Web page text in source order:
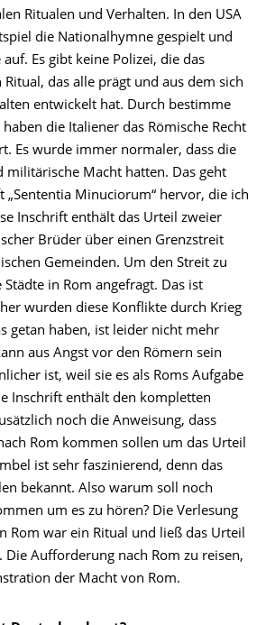
Ritualen und Verhalten. In den USA
die Nationalhymne gespielt und
Es gibt keine Polizei, die das
das alle prägt und aus dem sich
entwickelt hat. Durch bestimme
die Italiener das Römische Recht
Es wurde immer normaler, dass die
militärische Macht hatten. Das geht
„Sententia Minuciorum“ hervor, die ich
Inschrift enthält das Urteil zweier
Brüder über einen Grenzstreit
Gemeinden. Um den Streit zu
in Rom angefragt. Das ist
wurden diese Konflikte durch Krieg
getan haben, ist leider nicht mehr
aus Angst vor den Römern sein
ist, weil sie es als Roms Aufgabe
Inschrift enthält den kompletten
noch die Anweisung, dass
Rom kommen sollen um das Urteil
ist sehr faszinierend, denn das
bekannt. Also warum soll noch
um es zu hören? Die Verlesung
Rom war ein Ritual und ließ das Urteil
Die Aufforderung nach Rom zu reisen,
der Macht von Rom.